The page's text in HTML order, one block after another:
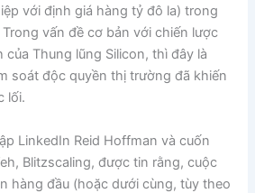
với định giá hàng tỷ đô la) trong
vấn đề cơ bản với chiến lược
Thung lũng Silicon, thì đây là
soát độc quyền thị trường đã khiến
lối.
LinkedIn Reid Hoffman và cuốn
Blitzscaling, được tin rằng, cuộc
hàng đầu (hoặc dưới cùng, tùy theo